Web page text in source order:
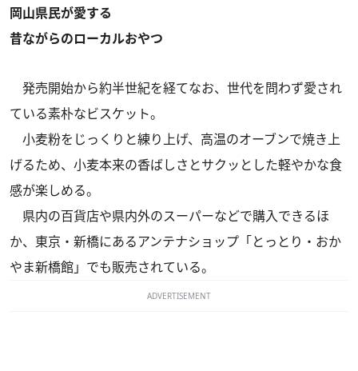
岡山県民が愛する
昔ながらのローカルおやつ
発売開始から約半世紀を経てなお、世代を問わず愛され
ている素朴なビスケット。
小麦粉をじっくりと練り上げ、高温のオーブンで焼き上
げるため、小麦本来の香ばしさとサクッとした軽やかな食
感が楽しめる。
県内の百貨店や県内外のスーパーなどで購入できるほ
か、東京・新橋にあるアンテナショップ「とっとり・おか
やま新橋館」でも販売されている。
ADVERTISEMENT